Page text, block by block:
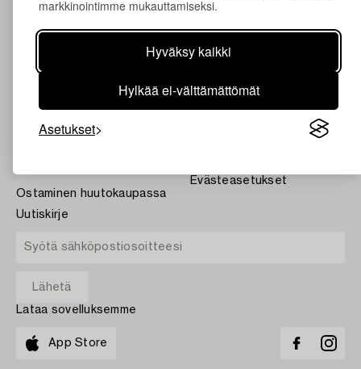
markkinointimme mukauttamiseksi.
Hyväksy kaikki
Hylkää ei-välttämättömät
Asetukset
Uutiset
Toimitus
Private Sales
Ostaminen huutokaupassa
Lehdistö
Avoimet työpaikat
Bonhams - All auctions
Tietosuojakäytäntö
Evästeasetukset
Uutiskirje
Lataa sovelluksemme
App Store